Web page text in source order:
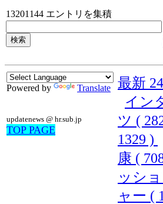
13201144 エントリを集積
Powered by Translate
updatenews @ hr.sub.jp
TOP PAGE
最新
イン
ツ (
1329 )
康 (
ッシ
ャー (